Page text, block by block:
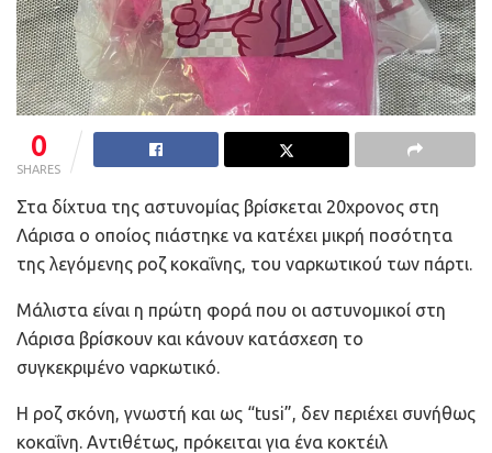
0
SHARES
Στα δίχτυα της αστυνομίας βρίσκεται 20χρονος στη
Λάρισα ο οποίος πιάστηκε να κατέχει μικρή ποσότητα
της λεγόμενης ροζ κοκαΐνης, του ναρκωτικού των πάρτι.
Μάλιστα είναι η πρώτη φορά που οι αστυνομικοί στη
Λάρισα βρίσκουν και κάνoυν κατάσχεση το
συγκεκριμένο ναρκωτικό.
Η ροζ σκόνη, γνωστή και ως “tusi”, δεν περιέχει συνήθως
κοκαΐνη. Αντιθέτως, πρόκειται για ένα κοκτέιλ